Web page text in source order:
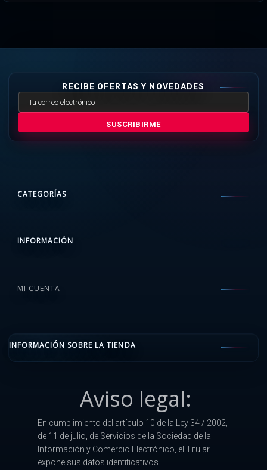
RECIBE OFERTAS Y NOVEDADES
SUSCRIBIRME
CATEGORÍAS
INFORMACIÓN
MI CUENTA
INFORMACIÓN SOBRE LA TIENDA
Aviso legal:
En cumplimiento del artículo 10 de la Ley 34 / 2002,
de 11 de julio, de Servicios de la Sociedad de la
Información y Comercio Electrónico, el Titular
expone sus datos identificativos.